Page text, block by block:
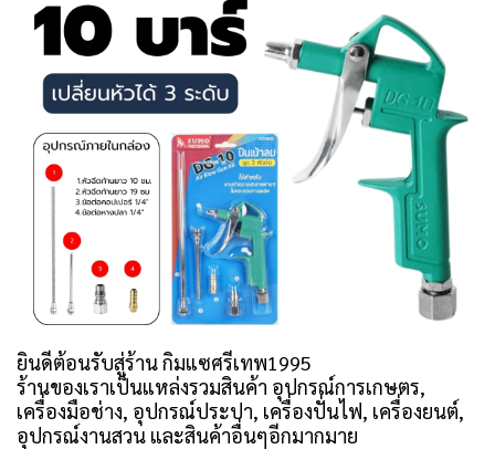
ยินดีต้อนรับสู่ร้าน กิมแซศรีเทพ1995
ร้านของเราเป็นแหล่งรวมสินค้า อุปกรณ์การเกษตร,
เครื่องมือช่าง, อุปกรณ์ประปา, เครื่องปั่นไฟ, เครื่องยนต์,
อุปกรณ์งานสวน และสินค้าอื่นๆอีกมากมาย